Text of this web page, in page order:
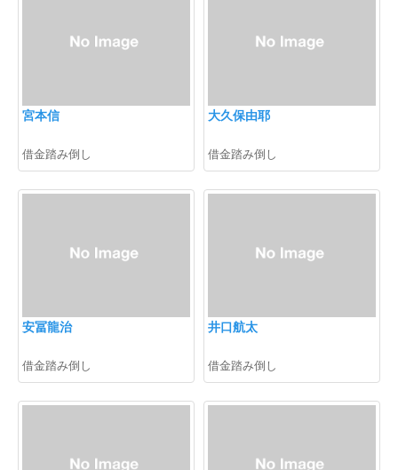
宮本信
借金踏み倒し
大久保由耶
借金踏み倒し
安冨龍治
借金踏み倒し
井口航太
借金踏み倒し